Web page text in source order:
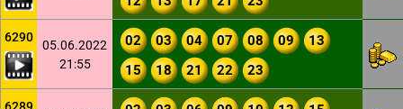
6290
05.06.2022
21:55
02 03 04 07 08 09
13
15
18 21 22 23